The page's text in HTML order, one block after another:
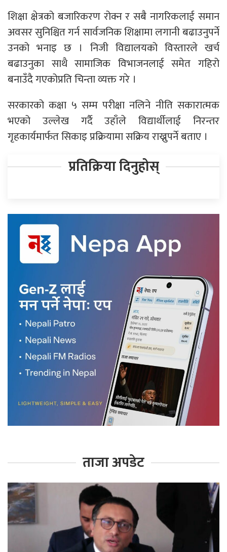
शिक्षा क्षेत्रको बजारिकरण रोक्न र सबै नागरिकलाई समान
अवसर सुनिश्चित गर्न सार्वजनिक शिक्षामा लगानी बढाउनुपर्ने
उनको भनाइ छ । निजी विद्यालयको विस्तारले खर्च
बढाउनुका साथै सामाजिक विभाजनलाई समेत गहिरो
बनाउँदै गएकोप्रति चिन्ता व्यक्त गरे ।
सरकारको कक्षा ५ सम्म परीक्षा नलिने नीति सकारात्मक
भएको उल्लेख गर्दै उहाँले विद्यार्थीलाई निरन्तर
गृहकार्यमार्फत सिकाइ प्रक्रियामा सक्रिय राख्नुपर्ने बताए ।
प्रतिक्रिया दिनुहोस्
ताजा अपडेट